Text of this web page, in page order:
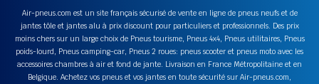
Air-pneus.com est un site français sécurisé de vente en ligne de pneus neufs et de
jantes tôle et jantes alu à prix discount pour particuliers et professionnels. Des prix
moins chers sur un large choix de Pneus tourisme, Pneus 4x4, Pneus utilitaires, Pneus
poids-lourd, Pneus camping-car, Pneus 2 roues: pneus scooter et pneus moto avec les
accessoires chambres à air et fond de jante. Livraison en France Métropolitaine et en
Belgique. Achetez vos pneus et vos jantes en toute sécurité sur Air-pneus.com,